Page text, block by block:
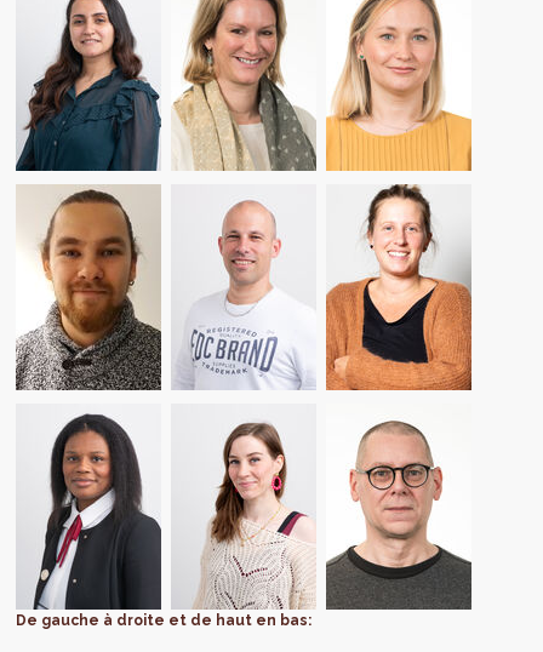
De gauche à droite et de haut en bas: